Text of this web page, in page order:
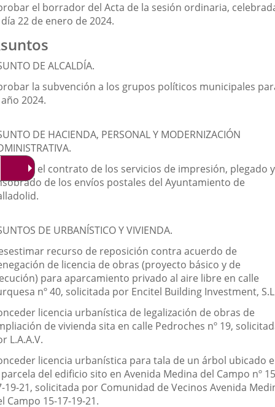
el borrador del Acta de la sesión ordinaria,
22 de enero de 2024.
DE ALCALDÍA.
la subvención a los grupos políticos municipales
2024.
DE HACIENDA, PERSONAL Y MODERNIZACIÓN
el contrato de los servicios de impresión, plegado y
de los envíos postales del Ayuntamiento de
DE URBANÍSTICO Y VIVIENDA.
recurso de reposición contra acuerdo de
de licencia de obras (proyecto básico y de
para aparcamiento privado al aire libre en calle
nº 40, solicitada por Encitel Building Investment,
licencia urbanística de legalización de obras de
de vivienda sita en calle Pedroches nº 19,
L.A.A.V.
licencia urbanística para tala de un árbol ubicado
del edificio sito en Avenida Medina del Campo nº
19-21, solicitada por Comunidad de Vecinos Avenida
Campo 15-17-19-21.